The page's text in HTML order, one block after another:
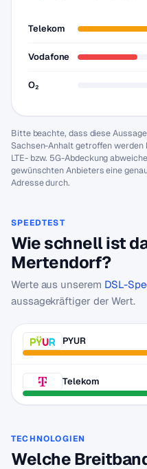
Telekom
Vodafone
O₂
Bitte beachte, dass diese
Sachsen-Anhalt getroffen werden
LTE- bzw. 5G-Abdeckung
gewünschten Anbieters eine
Adresse durch.
SPEEDTEST
Wie schnell ist
Mertendorf?
Werte aus unserem DSL-
aussagekräftiger der Wert.
PYUR
Telekom
TECHNOLOGIEN
Welche